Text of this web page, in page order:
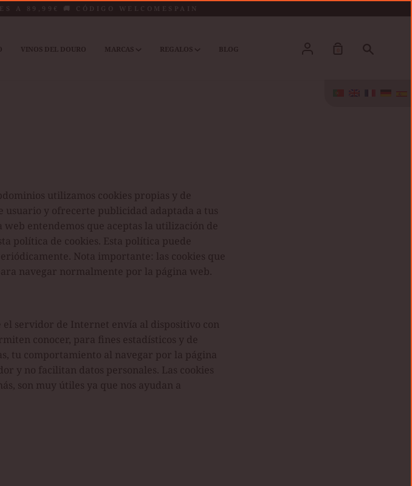
A 89,99€ 🚚 CÓDIGO WELCOMESPAIN
VINOS DEL DOURO MARCAS REGALOS BLOG Conta
utilizamos cookies propias y de
usuario y ofrecerte publicidad adaptada a tus
entendemos que aceptas la utilización de
política de cookies. Esta política puede
Nota importante: las cookies que
navegar normalmente por la página web.
el servidor de Internet envía al dispositivo con
conocer, para fines estadísticos y de
tu comportamiento al navegar por la página
y no facilitan datos personales. Las cookies
son muy útiles ya que nos ayudan a